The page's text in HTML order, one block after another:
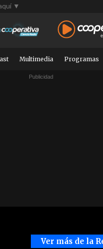
▼
Multimedia Programas
Ver más de la